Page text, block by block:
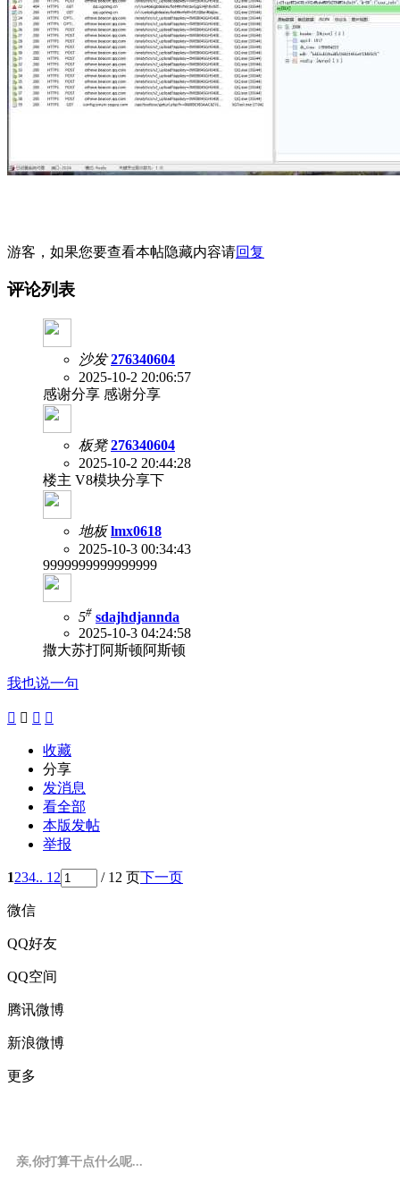
游客，如果您要查看本帖隐藏内容请回复
评论列表
沙发 276340604
2025-10-2 20:06:57
感谢分享 感谢分享
板凳 276340604
2025-10-2 20:44:28
楼主 V8模块分享下
地板 lmx0618
2025-10-3 00:34:43
9999999999999999
5# sdajhdjannda
2025-10-3 04:24:58
撒大苏打阿斯顿阿斯顿
我也说一句
   
收藏
分享
发消息
看全部
本版发帖
举报
1234.. 12 / 12 页下一页
微信
QQ好友
QQ空间
腾讯微博
新浪微博
更多
亲,你打算干点什么呢...